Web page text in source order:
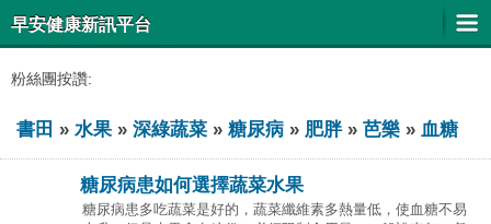
早安健康新訊平台
粉絲團按讚:
書田 » 水果» 深綠蔬菜 » 糖尿病 » 肥胖» 芭樂 » 血糖
糖尿病患如何選擇蔬菜水果
糖尿病患多吃蔬菜是好的，蔬菜纖維素多熱量低，使血糖不易